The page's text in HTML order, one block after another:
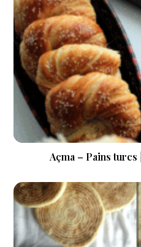
Açma – Pains